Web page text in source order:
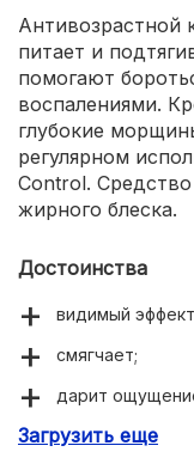
Антивозрастной
питает и
помогают
воспалениями.
глубокие
регулярном
Control. Средство
жирного блеска.
Достоинства
видимый
смягчает;
дарит
приятный и
Загрузить еще